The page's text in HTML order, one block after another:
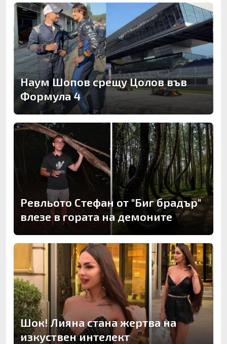
Наум Шопов срещу Цолов във
Формула 4
Ревльото Стефан от "Биг брадър"
влезе в гората на демоните
Шок! Лияна стана жертва на
изкуствен интелект